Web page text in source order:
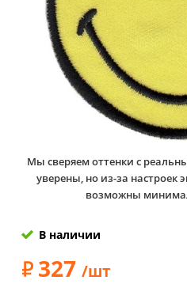
Мы сверяем оттенки с
уверены, но из-за настроек
возможны
В наличии
327 /шт